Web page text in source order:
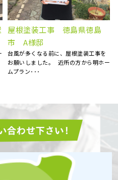
外壁塗装工事 屋根塗装工
事 徳島県阿南市 S様邸
外壁の汚れが目立ち始めたので、お見
積もりをお願いしました。 とても丁寧
に見てくださり、コチラ･･･